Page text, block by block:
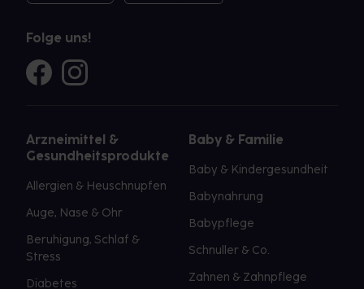
Folge uns!
Arzneimittel &
Gesundheitsprodukte
Allergien & Heuschnupfen
Auge, Nase & Ohr
Beruhigung, Schlaf &
Stress
Diabetes
Baby & Familie
Baby & Kindergesundheit
Babynahrung
Babypflege
Schnuller & Co.
Zahnen & Zahnpflege